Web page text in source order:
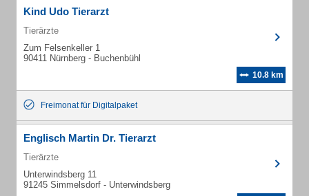
Kind Udo Tierarzt
Tierärzte
Zum Felsenkeller 1
90411 Nürnberg - Buchenbühl
10.8 km
Freimonat für Digitalpaket
Englisch Martin Dr. Tierarzt
Tierärzte
Unterwindsberg 11
91245 Simmelsdorf - Unterwindsberg